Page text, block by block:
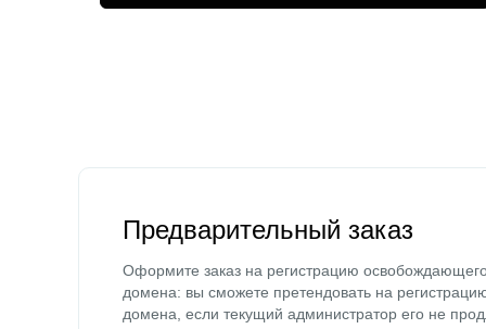
Предварительный заказ
Оформите заказ на регистрацию
домена: вы сможете претендовать на
домена, если текущий администратор его не